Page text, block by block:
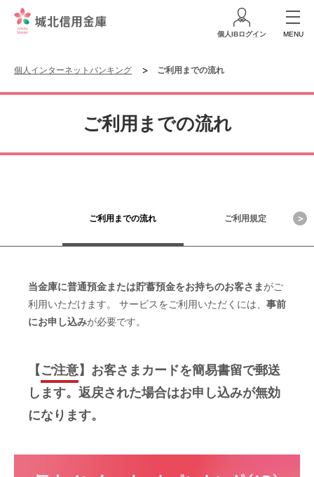
個人IBログイン MENU
個人インターネットバンキング ご利用までの流れ
ご利用までの流れ
ご利用までの流れ ご利用規定
当金庫に普通預金または貯蓄預金をお持ちのお客さま がご
利用いただけます。 サービスをご利用いただくには、 事前
にお申し込みが必要です。
【 ご注意】お客さまカードを簡易書留で郵送
します。返戻された場合はお申し込みが無効
になります。